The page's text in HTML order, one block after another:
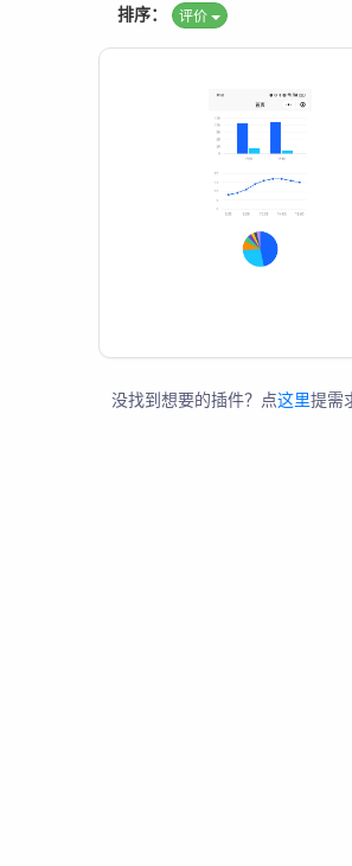
排序： 评价
没找到想要的插件？点这里提需